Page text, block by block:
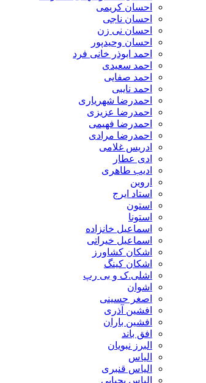
احسان کریمی
احسان ناجی
احسان نی زن
احسان وحیدپور
احمد ابوذر خانی فرد
احمد سعیدی
احمد صفایی
احمد نایبی
احمدرضا شهریاری
احمدرضا عزیزی
احمدرضا فهیمی
احمدرضا مرادی
ادریس غلامی
ادی عطار
ادیب طاهری
اروین
استاد ایرج
استون
استونا
اسماعیل خانزاده
اسماعیل خیراتی
اشکان کشاورز
اشکان کینگ
اشلی.ک و بی رپ
اشوان
اصغر حسینی
افشین آذری
افشین باران
افق باند
البرز نبویان
الیاس
الیاس قنبرى
الیاس یحیایی